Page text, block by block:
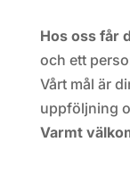
Hos oss får
och ett
Vårt mål är
uppföljning
Varmt